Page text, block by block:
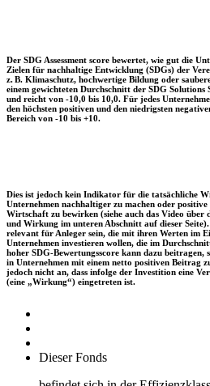
Der SDG Assessment score bewertet, wie gut die
Zielen für nachhaltige Entwicklung (SDGs) der
z. B. Klimaschutz, hochwertige Bildung oder
einem gewichteten Durchschnitt der SDG Solutions
und reicht von -10,0 bis 10,0. Für jedes
den höchsten positiven und den niedrigsten
Bereich von -10 bis +10.
Dies ist jedoch kein Indikator für die tatsächliche
Unternehmen nachhaltiger zu machen oder
Wirtschaft zu bewirken (siehe auch das Video über
und Wirkung im unteren Abschnitt auf dieser
relevant für Anleger sein, die mit ihren Werten im
Unternehmen investieren wollen, die im
hoher SDG-Bewertungsscore kann dazu beitragen,
in Unternehmen mit einem netto positiven Beitrag
jedoch nicht an, dass infolge der Investition eine
(eine „Wirkung“) eingetreten ist.
Dieser Fonds